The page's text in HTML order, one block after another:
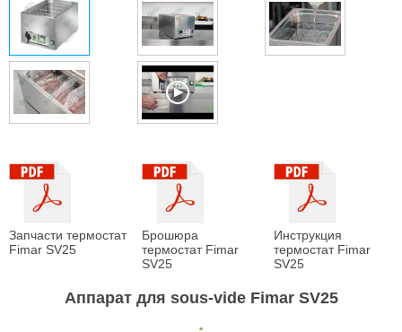
Запчасти термостат
Fimar SV25
Брошюра
термостат Fimar
SV25
Инструкция
термостат Fimar
SV25
Аппарат для sous-vide Fimar SV25
.